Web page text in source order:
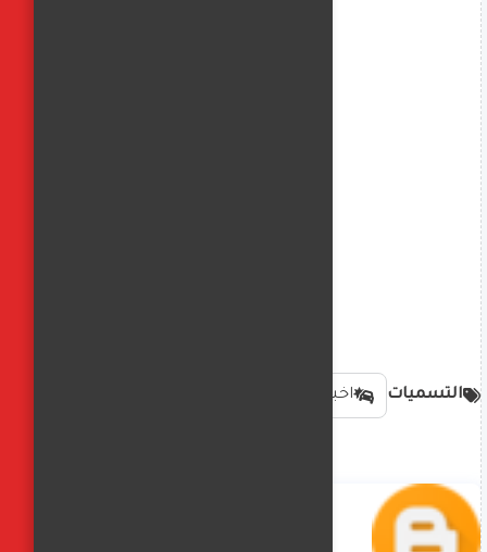
التسميات اخبار الحوادث